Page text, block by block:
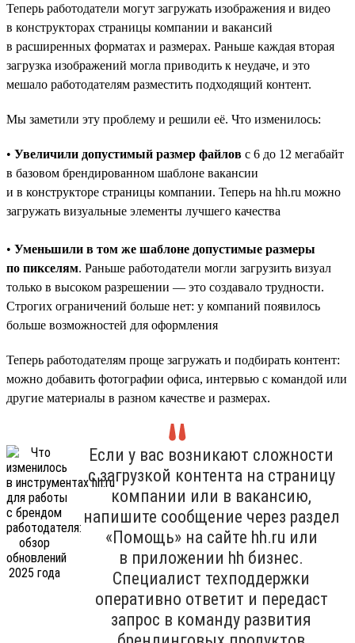
Теперь работодатели могут загружать изображения и видео
в конструкторах страницы компании и вакансий
в расширенных форматах и размерах. Раньше каждая вторая
загрузка изображений могла приводить к неудаче, и это
мешало работодателям разместить подходящий контент.
Мы заметили эту проблему и решили её. Что изменилось:
• Увеличили допустимый размер файлов с 6 до 12 мегабайт
в базовом брендированном шаблоне вакансии
и в конструкторе страницы компании. Теперь на hh.ru можно
загружать визуальные элементы лучшего качества
• Уменьшили в том же шаблоне допустимые размеры
по пикселям. Раньше работодатели могли загрузить визуал
только в высоком разрешении — это создавало трудности.
Строгих ограничений больше нет: у компаний появилось
больше возможностей для оформления
Теперь работодателям проще загружать и подбирать контент:
можно добавить фотографии офиса, интервью с командой или
другие материалы в разном качестве и размерах.
Если у вас возникают сложности
с загрузкой контента на страницу
компании или в вакансию,
напишите сообщение через раздел
«Помощь» на сайте hh.ru или
в приложении hh бизнес.
Специалист техподдержки
оперативно ответит и передаст
запрос в команду развития